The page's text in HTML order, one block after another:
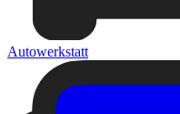
Autowerkstatt